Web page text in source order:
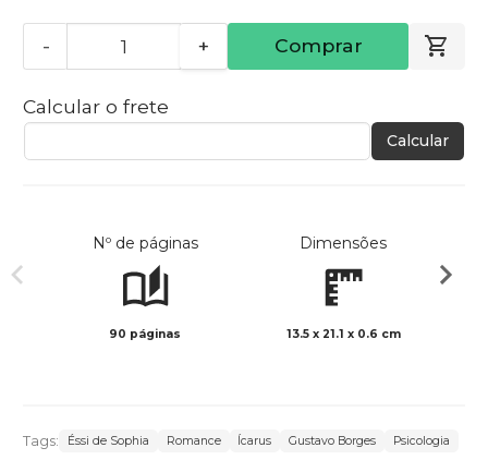
- + Comprar
Calcular o frete
Calcular
Nº de páginas
90 páginas
Dimensões
13.5 x 21.1 x 0.6 cm
Tags: Éssi de Sophia Romance Ícarus Gustavo Borges Psicologia